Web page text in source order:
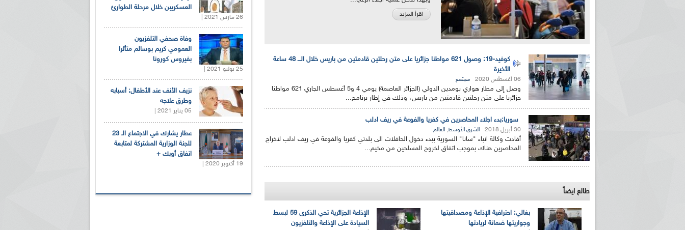
اقرأ المزيد
كوفيد-19: وصول 621 مواطنا جزائريا على متن رحلتين قادمتين من باريس خلال الـــ 48 ساعة
الأخيرة
06 أغسطس 2020 مجتمع
وصل إلى مطار هواري بومدين الدولي (الجزائر العاصمة) يومي 4 و5 أغسطس الجاري 621 مواطنا
جزائريا على متن رحلتين قادمتين من باريس، وذلك في إطار برنامج...
سوريا:بدء اجلاء المحاصرين في كفريا والفوعة في ريف ادلب
30 أبريل 2018 الشرق الأوسط, العالم
أفادت وكالة انباء "سانا" السورية ببدء دخول الحافلات الى بلدتي كفريا والفوعة في ريف ادلب لاخراج
المحاصرين هناك بموجب اتفاق لخروج المسلحين من مخيم...
طالع ايضاً
الإذاعة الجزائرية تحي الذكرى 59 لبسط
السيادة على الإذاعة والتلفزيون
بغالي: احترافية الإذاعة ومصداقيتها
وجواريتها ضمانة لريادتها
العسكريين خلال مرحلة الطوارئ
26 مارس 2021 |
وفاة صحفي التلفزيون
العمومي كريم بوسالم متأثرا
بفيروس كورونا
25 يوليو 2021 |
نزيف الأنف عند الأطفال: أسبابه
وطرق علاجه
05 يناير 2021 |
عطار يشارك في الاجتماع الـ 23
للجنة الوزارية المشتركة لمتابعة
اتفاق أوبك +
19 أكتوبر 2020 |